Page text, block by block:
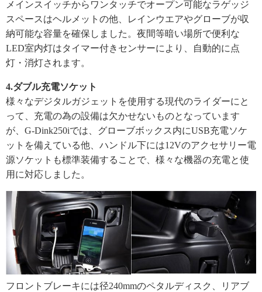
メインスイッチからワンタッチでオープン可能なラゲッジ
スペースはヘルメットの他、
レインウエアやグローブが収
納可能な容量を確保しました。 夜間等暗い場所で便利な
LED室内灯はタイマー付きセンサーによ り、自動的に点
灯・消灯されます。
4.ダブル充電ソケット
様々なデジタルガジェットを使用する現代のライダーにと
って、 充電の為の設備は欠かせないものとなっています
が、G-Dink250iでは、 グローブボックス内にUSB充電ソケ
ットを備えている他、 ハンドル下には12Vのアクセサリー電
源ソケットも標準装備する ことで、様々な機器の充電と使
用に対応しました。
フロントブレーキには径240mmのペタルディスク、リアブ